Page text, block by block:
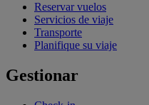
Reservar vuelos
Servicios de viaje
Transporte
Planifique su viaje
Gestionar